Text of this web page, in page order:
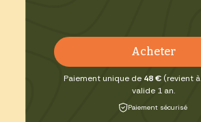
Acheter
Paiement unique de 48 € (revient à
valide 1 an.
Paiement sécurisé